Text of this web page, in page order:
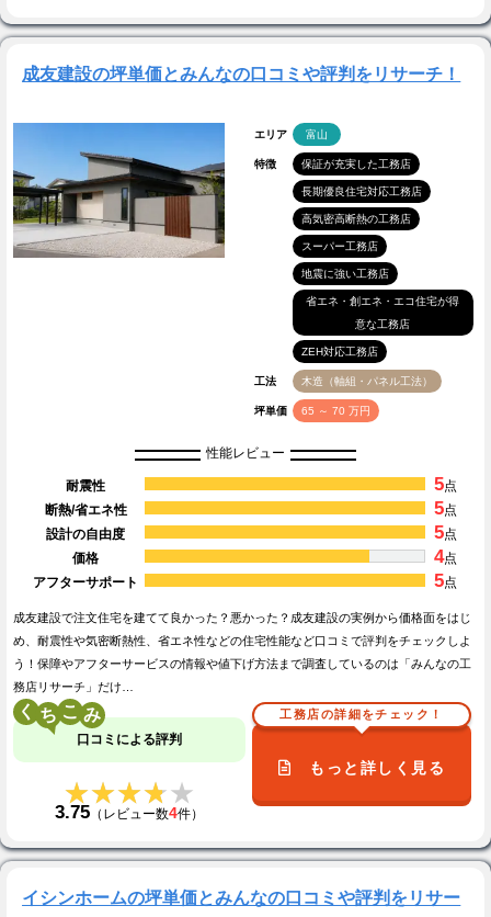
成友建設の坪単価とみんなの口コミや評判をリサーチ！
エリア 富山
特徴 保証が充実した工務店
長期優良住宅対応工務店
高気密高断熱の工務店
スーパー工務店
地震に強い工務店
省エネ・創エネ・エコ住宅が得
意な工務店
ZEH対応工務店
工法 木造（軸組・パネル工法）
坪単価 65 ～ 70 万円
性能レビュー
耐震性 5点
断熱/省エネ性
5点
設計の自由度
5点
価格
4点
アフターサポート
5点
成友建設で注文住宅を建てて良かった？悪かった？成友建設の実例から価格面をはじ
め、耐震性や気密断熱性、省エネ性などの住宅性能など口コミで評判をチェックしよ
う！保障やアフターサービスの情報や値下げ方法まで調査しているのは「みんなの工
務店リサーチ」だけ…
く こ
口コミによる評判
★★★★★
★★★★★
3.75 （レビュー数4件）
工務店の詳細をチェック！
もっと詳しく見る
イシンホームの坪単価とみんなの口コミや評判をリサー